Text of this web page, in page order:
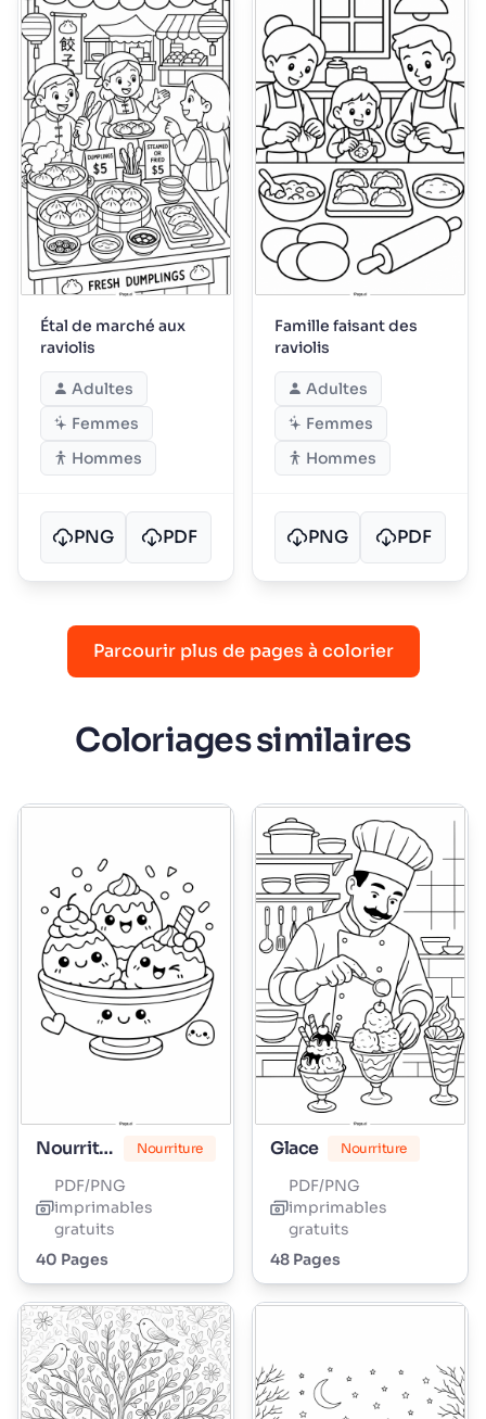
Étal de marché aux
raviolis
Adultes
Femmes
Hommes
PNG PDF
Famille faisant des
raviolis
Adultes
Femmes
Hommes
PNG PDF
Parcourir plus de pages à colorier
Coloriages similaires
Nourriture Mignonne Nourriture
PDF/PNG
imprimables
gratuits
40 Pages
Glace Nourriture
PDF/PNG
imprimables
gratuits
48 Pages